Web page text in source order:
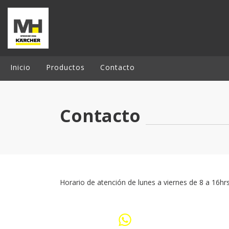
Inicio Productos Contacto
Contacto
Horario de atención de lunes a viernes de 8 a